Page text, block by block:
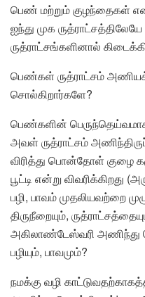
பெண் மற்றும் குழந்தைகள்
ஐந்து முக
ருத்ராட்சங்களினால்
பெண்கள் ருத்ராட்சம்
சொல்கிறார்களே?
பெண்களின்
அவள் ருத்ராட்சம்
விரித்து பொன்தோள் குழை
பூட்டி என்று
பழி, பாவம் முதலியவற்றை
திருநீறையும்,
அகிலாண்டேஸ்வரி அணிந்து
பழியும், பாவமும்?
நமக்கு வழி